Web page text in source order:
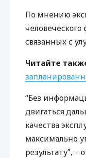
По мнению
связанных с
Читайте
“Без
двигаться
качества
максимально
результату”,